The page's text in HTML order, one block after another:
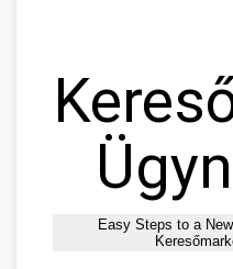
Easy Steps to a